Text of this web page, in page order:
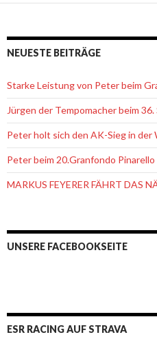
NEUESTE BEITRÄGE
Starke Leistung von Peter beim
Jürgen der Tempomacher beim
Peter holt sich den AK-Sieg in der
Peter beim 20.Granfondo Pinarello
MARKUS FEYERER FÄHRT DAS
UNSERE FACEBOOKSEITE
ESR RACING AUF STRAVA